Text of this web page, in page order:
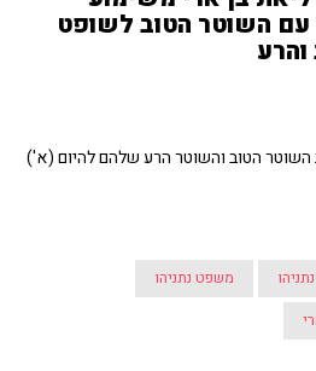
עם השוטר הטוב לשופט
השוטר הטוב והשוטר הרע שלהם להיום (א')
משפט נתניהו